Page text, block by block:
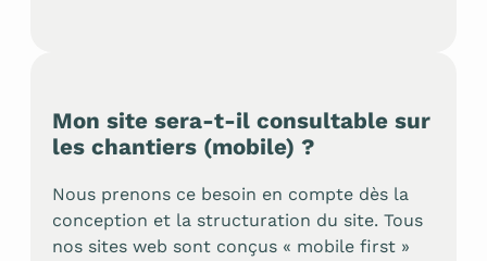
Mon site sera-t-il consultable sur
les chantiers (mobile) ?
Nous prenons ce besoin en compte dès la
conception et la structuration du site. Tous
nos sites web sont conçus « mobile first »